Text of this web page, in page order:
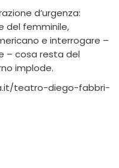
d’urgenza:
del femminile,
e interrogare –
– cosa resta del
implode.
teatro-diego-fabbri-